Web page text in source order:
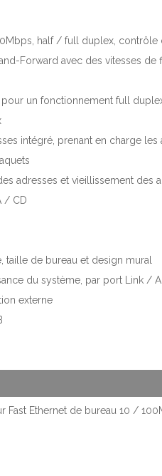
half / full duplex,
Forward avec des vitesses de
pour un fonctionnement full
intégré, prenant en charge les
adresses et vieillissement des
/ CD
taille de bureau et design mural
du système, par port Link /
externe
Fast Ethernet de bureau 10 /